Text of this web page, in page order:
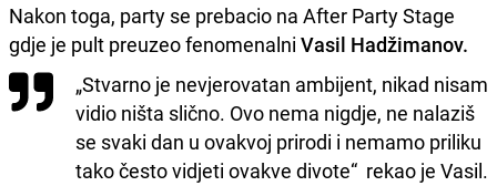
Nakon toga, party se prebacio na After Party Stage
gdje je pult preuzeo fenomenalni Vasil Hadžimanov.
„Stvarno je nevjerovatan ambijent, nikad nisam
vidio ništa slično. Ovo nema nigdje, ne nalaziš
se svaki dan u ovakvoj prirodi i nemamo priliku
tako često vidjeti ovakve divote“ rekao je Vasil.